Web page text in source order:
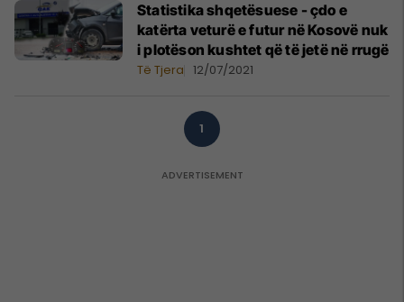
Statistika shqetësuese - çdo e
katërta veturë e futur në Kosovë nuk
i plotëson kushtet që të jetë në rrugë
Të Tjera 12/07/2021
1